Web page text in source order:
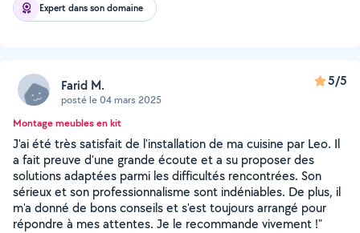
Expert dans son domaine
Farid M.
posté le 04 mars 2025
5/5
Montage meubles en kit
J'ai été très satisfait de l'installation de ma cuisine par Leo. Il
a fait preuve d'une grande écoute et a su proposer des
solutions adaptées parmi les difficultés rencontrées. Son
sérieux et son professionnalisme sont indéniables. De plus, il
m'a donné de bons conseils et s'est toujours arrangé pour
répondre à mes attentes. Je le recommande vivement !"